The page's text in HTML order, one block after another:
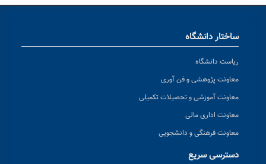
ساختار دانشگاه
ریاست دانشگاه
معاونت پژوهشی و فن آوری
معاونت آموزشی و تحصیلات تکمیلی
معاونت اداری مالی
معاونت فرهنگی و دانشجویی
دسترسی سریع